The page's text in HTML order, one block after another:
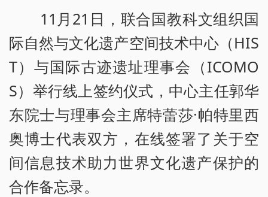
11月21日，联合国教科文组织国
际自然与文化遗产空间技术中心（HIS
T）与国际古迹遗址理事会（ICOMO
S）举行线上签约仪式，中心主任郭华
东院士与理事会主席特蕾莎·帕特里西
奥博士代表双方，在线签署了关于空
间信息技术助力世界文化遗产保护的
合作备忘录。